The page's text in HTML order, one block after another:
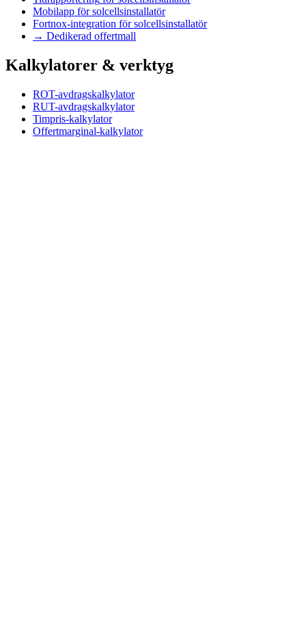
Mobilapp försolcellsinstallatör
Fortnox-integration försolcellsinstallatör
→ Dedikerad offertmall
Kalkylatorer & verktyg
ROT-avdragskalkylator
RUT-avdragskalkylator
Timpris-kalkylator
Offertmarginal-kalkylator